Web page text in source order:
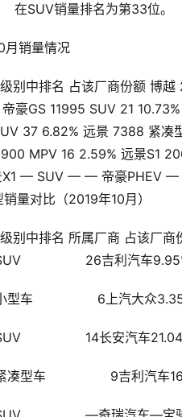
在SUV销量排名为第33位。
月销量情况
别中排名 占该厂商份额 博
帝豪GS 11995 SUV 21
37 6.82% 远景 7388 紧
MPV 16 2.59% 远景S1
X1 — SUV — — 帝豪PHEV
量对比（2019年10月）
别中排名 所属厂商 占该厂商
SUV                26吉
小型车
SUV                14长
紧凑型车